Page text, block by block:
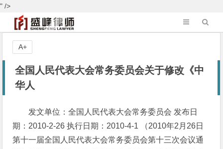
" />
全国人民代表大会常务委员会关于修改《中
华人
发文单位：全国人民代表大会常务委员会 发布日
期：2010-2-26 执行日期：2010-4-1 （2010年2月26日
第十一届全国人民代表大会常务委员会第十三次会议通
A+